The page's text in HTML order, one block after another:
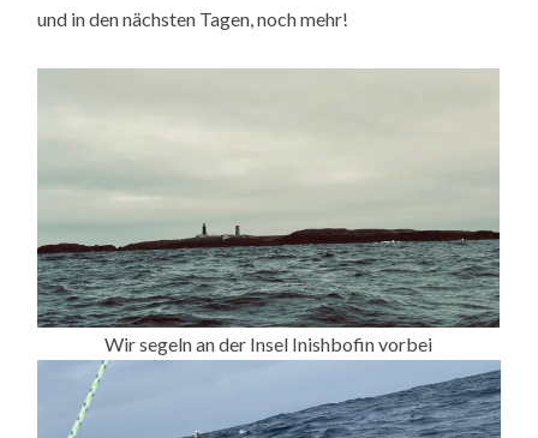
und in den nächsten Tagen, noch mehr!
Wir segeln an der Insel Inishbofin vorbei